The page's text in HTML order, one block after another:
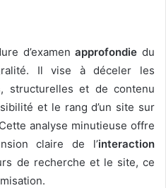
d’examenapprofondie du
Il vise à déceler les
structurelles et de contenu
et le rang d’un site sur
analyse minutieuse offre
claire de l’interaction
de recherche et le site, ce